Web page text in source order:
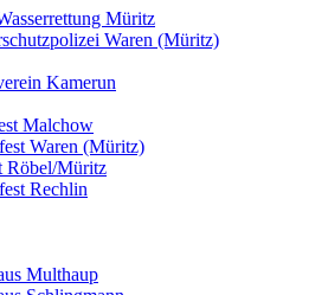
Müritz
Waren (Müritz)
Kamerun
Malchow
Waren (Müritz)
Röbel/Müritz
Rechlin
Multhaup